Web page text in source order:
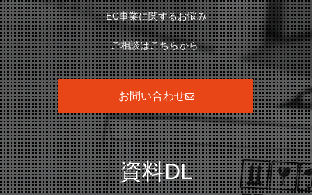
EC事業に関するお悩み
ご相談はこちらから
お問い合わせ
資料DL